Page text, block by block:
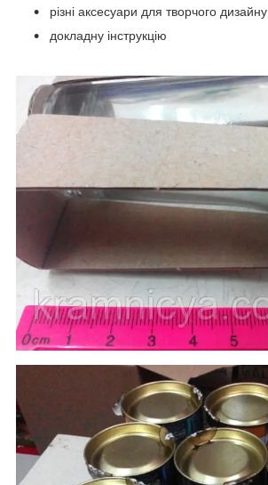
різні аксесуари для творчого дизайну
докладну інструкцію